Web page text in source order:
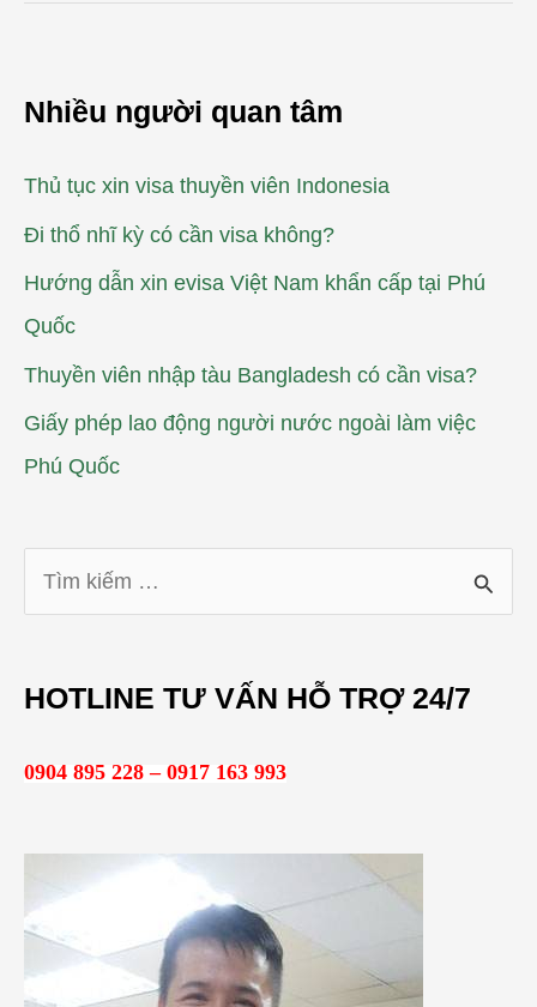
Nhiều người quan tâm
Thủ tục xin visa thuyền viên Indonesia
Đi thổ nhĩ kỳ có cần visa không?
Hướng dẫn xin evisa Việt Nam khẩn cấp tại Phú
Quốc
Thuyền viên nhập tàu Bangladesh có cần visa?
Giấy phép lao động người nước ngoài làm việc
Phú Quốc
i
m
HOTLINE TƯ VẤN HỖ TRỢ 24/7
0904 895 228 – 0917 163 993